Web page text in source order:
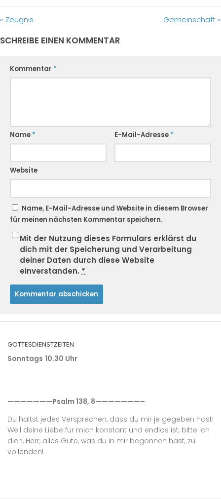
« Zeugnis Gemeinschaft »
SCHREIBE EINEN KOMMENTAR
Kommentar *
Name * E-Mail-Adresse *
Website
Name, E-Mail-Adresse und Website in diesem Browser
für meinen nächsten Kommentar speichern.
Mit der Nutzung dieses Formulars erklärst du
dich mit der Speicherung und Verarbeitung
deiner Daten durch diese Website
einverstanden. *
GOTTESDIENSTZEITEN
Sonntags 10.30 Uhr
———————Psalm 138, 8———————–
Du hältst jedes Versprechen, dass du mir je gegeben hast!
Weil deine Liebe für mich konstant und endlos ist, bitte ich
dich, Herr, alles Gute, was du in mir begonnen hast, zu
vollenden!